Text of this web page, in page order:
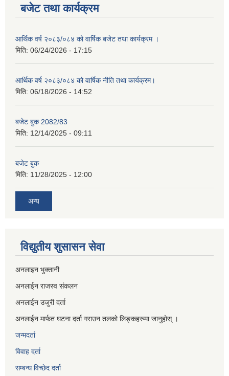
बजेट तथा कार्यक्रम
आर्थिक वर्ष २०८३/०८४ को वार्षिक बजेट तथा कार्यक्रम ।
मिति: 06/24/2026 - 17:15
आर्थिक वर्ष २०८३/०८४ को वार्षिक नीति तथा कार्यक्रम।
मिति: 06/18/2026 - 14:52
बजेट बुक 2082/83
मिति: 12/14/2025 - 09:11
बजेट बुक
मिति: 11/28/2025 - 12:00
अन्य
विद्युतीय शुसासन सेवा
अनलाइन भुक्तानी
अनलाईन राजस्व संकलन
अनलाईन उजुरी दर्ता
अनलाईन मार्फत घटना दर्ता गराउन तलको लिङ्कहरुमा जानुहोस् ।
जन्मदर्ता
विवाह दर्ता
सम्बन्ध विच्छेद दर्ता